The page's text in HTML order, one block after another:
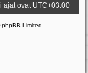
ajat ovat UTC+03:00
Limited